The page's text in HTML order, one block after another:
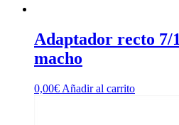
Adaptador recto 7/
macho
0,00€ Añadir al carrito